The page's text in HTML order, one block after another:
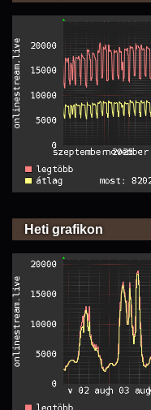
Heti grafikon